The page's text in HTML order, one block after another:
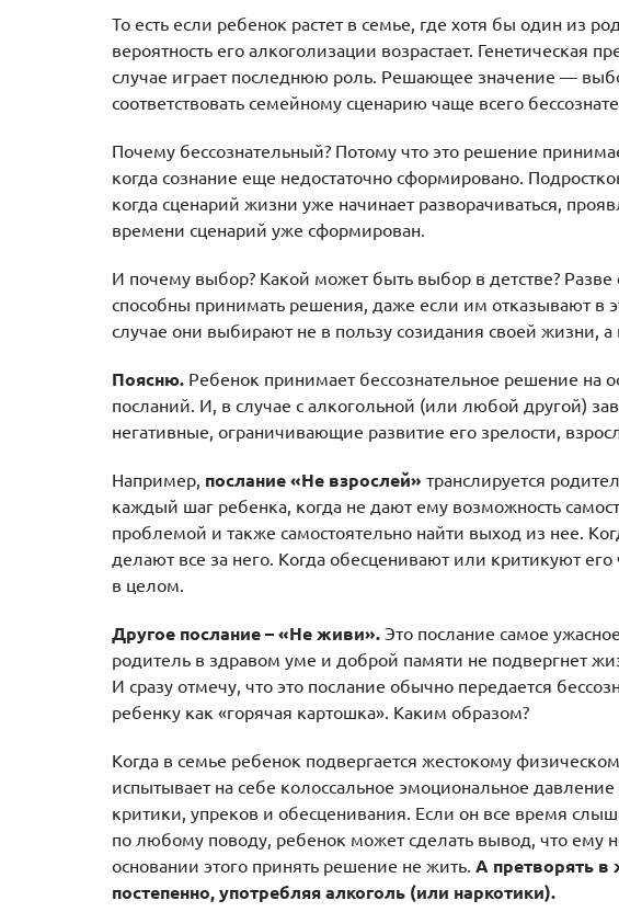
То есть если ребенок растет в семье, где хотя бы один из
вероятность его алкоголизации возрастает. Генетическая
случае играет последнюю роль. Решающее значение —
соответствовать семейному сценарию чаще всего
Почему бессознательный? Потому что это решение
когда сознание еще недостаточно сформировано.
когда сценарий жизни уже начинает разворачиваться,
времени сценарий уже сформирован.
И почему выбор? Какой может быть выбор в детстве? Разве
способны принимать решения, даже если им отказывают в
случае они выбирают не в пользу созидания своей жизни, а
Поясню. Ребенок принимает бессознательное решение на
посланий. И, в случае с алкогольной (или любой другой)
негативные, ограничивающие развитие его зрелости,
Например, послание «Не взрослей» транслируется
каждый шаг ребенка, когда не дают ему возможность
проблемой и также самостоятельно найти выход из нее.
делают все за него. Когда обесценивают или критикуют
в целом.
Другое послание – «Не живи». Это послание самое
родитель в здравом уме и доброй памяти не подвергнет
И сразу отмечу, что это послание обычно передается
ребенку как «горячая картошка». Каким образом?
Когда в семье ребенок подвергается жестокому
испытывает на себе колоссальное эмоциональное
критики, упреков и обесценивания. Если он все время
по любому поводу, ребенок может сделать вывод, что ему
основании этого принять решение не жить. А претворять в
постепенно, употребляя алкоголь (или наркотики).